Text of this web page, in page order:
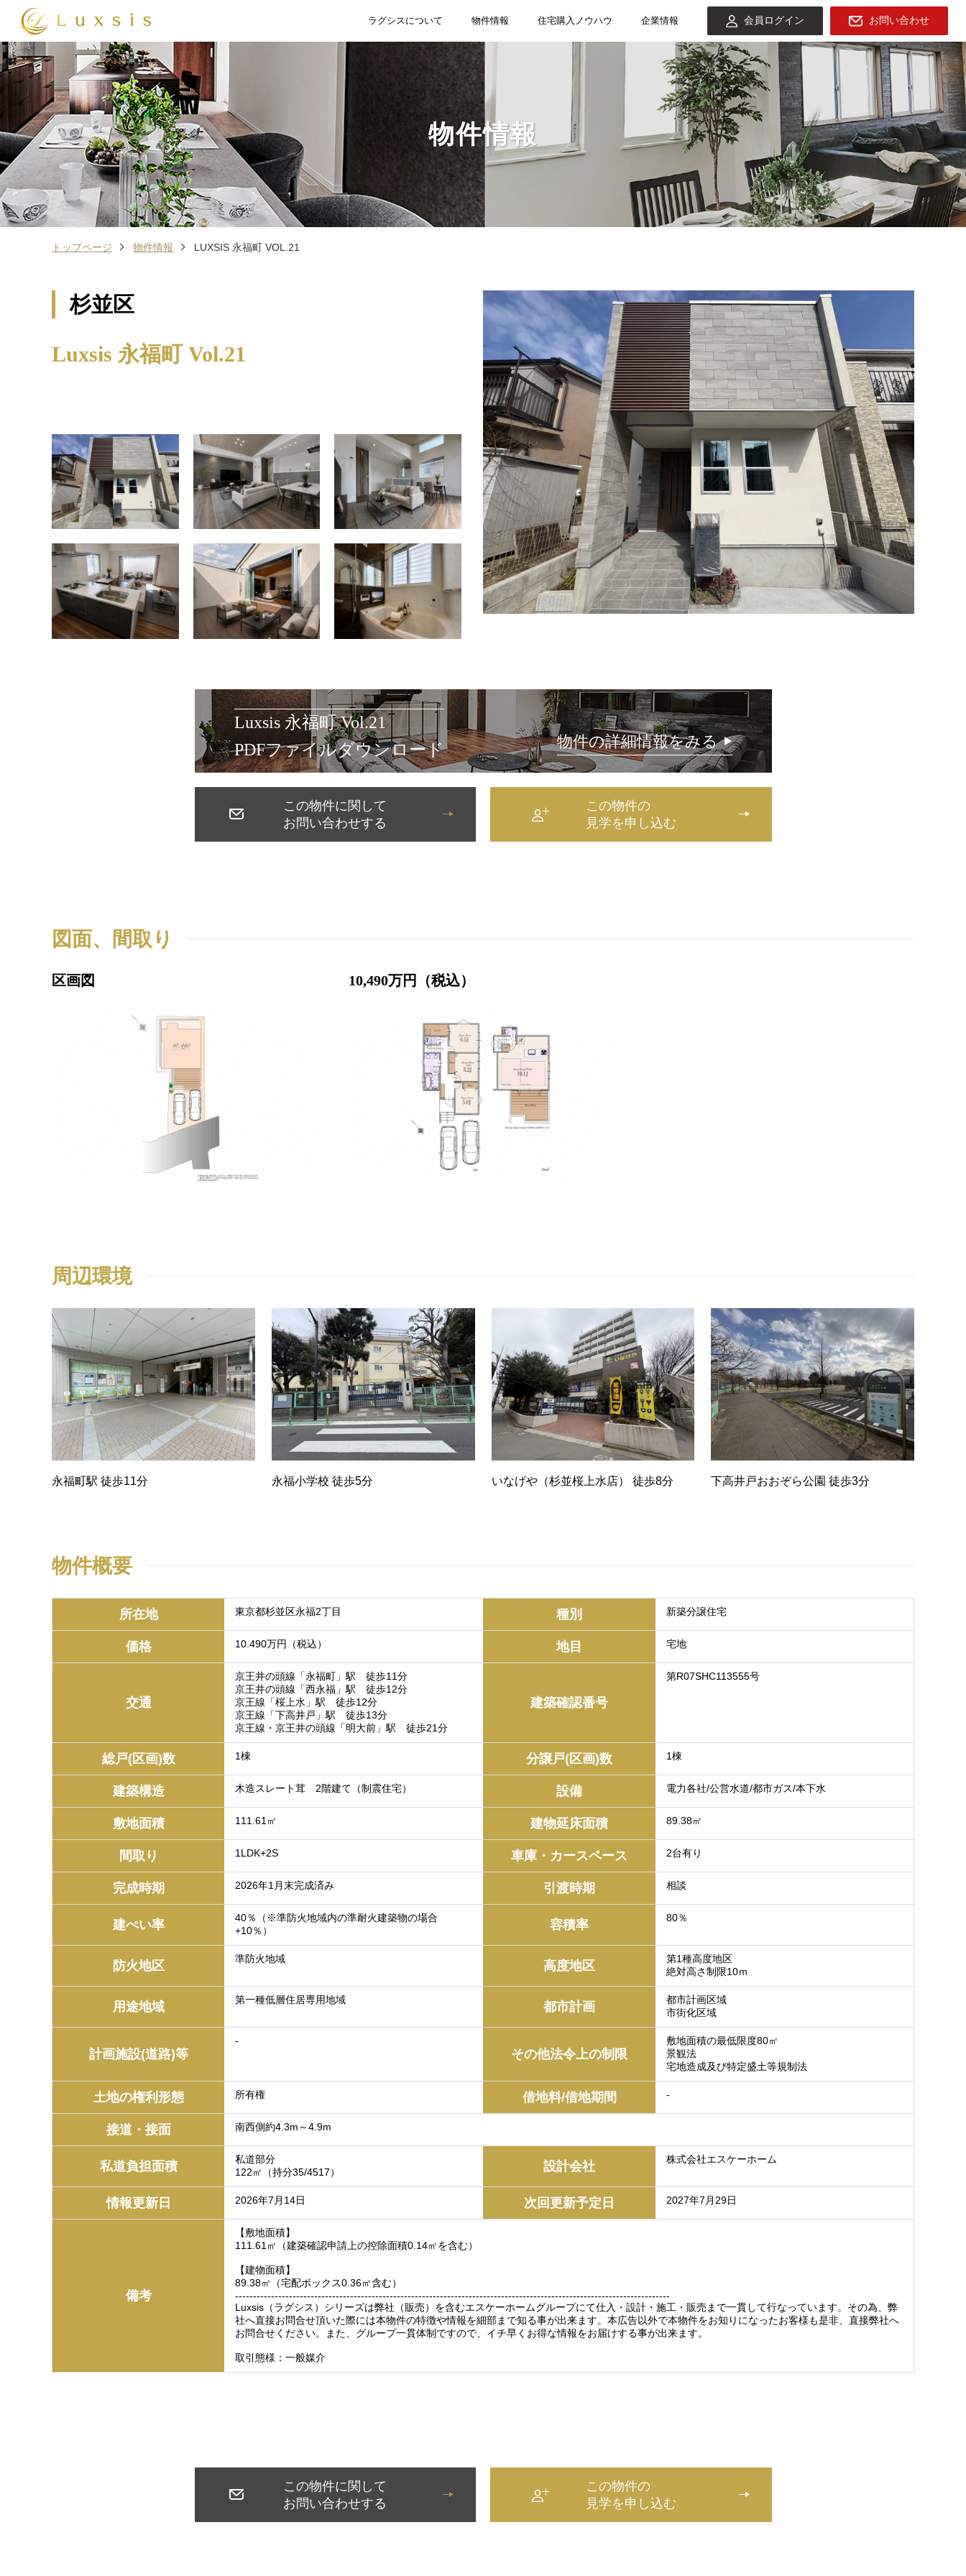
ラグシスについて 物件情報 住宅購入ノウハウ 企業情報 会員ログイン お問い合わせ
物件情報
トップページ 物件情報 LUXSIS 永福町 VOL.21
杉並区
Luxsis 永福町 Vol.21
Luxsis 永福町 Vol.21
PDFファイルダウンロード
物件の詳細情報をみる
この物件に関して
お問い合わせする
この物件の
見学を申し込む
図面、間取り
区画図 10,490万円（税込）
周辺環境
永福町駅 徒歩11分 永福小学校 徒歩5分 いなげや（杉並桜上水店） 徒歩8分 下高井戸おおぞら公園 徒歩3分
物件概要
所在地 東京都杉並区永福2丁目 種別 新築分譲住宅
価格 10.490万円（税込） 地目 宅地
交通
京王井の頭線「永福町」駅 徒歩11分
京王井の頭線「西永福」駅 徒歩12分
京王線「桜上水」駅 徒歩12分
京王線「下高井戸」駅 徒歩13分
京王線・京王井の頭線「明大前」駅 徒歩21分
建築確認番号
第R07SHC113555号
総戸(区画)数 1棟 分譲戸(区画)数 1棟
建築構造 木造スレート茸 2階建て（制震住宅） 設備 電力各社/公営水道/都市ガス/本下水
敷地面積 111.61㎡ 建物延床面積 89.38㎡
間取り 1LDK+2S 車庫・カースペース 2台有り
完成時期 2026年1月末完成済み 引渡時期 相談
建ぺい率
40％（※準防火地域内の準耐火建築物の場合
+10％）
容積率 80％
防火地区 準防火地域 高度地区
第1種高度地区
絶対高さ制限10ｍ
用途地域 第一種低層住居専用地域 都市計画
都市計画区域
市街化区域
計画施設(道路)等
-
その他法令上の制限
敷地面積の最低限度80㎡
景観法
宅地造成及び特定盛土等規制法
土地の権利形態 所有権 借地料/借地期間 -
接道・接面 南西側約4.3m～4.9m
私道負担面積
私道部分
122㎡（持分35/4517）
設計会社 株式会社エスケーホーム
情報更新日 2026年7月14日 次回更新予定日 2027年7月29日
備考
【敷地面積】
111.61㎡（建築確認申請上の控除面積0.14㎡を含む）
【建物面積】
89.38㎡（宅配ボックス0.36㎡含む）
-------------------------------------------------------------------------------------------------------------------------
Luxsis（ラグシス）シリーズは弊社（販売）を含むエスケーホームグループにて仕入・設計・施工・販売まで一貫して行なっています。その為、弊
社へ直接お問合せ頂いた際には本物件の特徴や情報を細部まで知る事が出来ます。本広告以外で本物件をお知りになったお客様も是非、直接弊社へ
お問合せください。また、グループ一貫体制ですので、イチ早くお得な情報をお届けする事が出来ます。
取引態様：一般媒介
この物件に関して
お問い合わせする
この物件の
見学を申し込む